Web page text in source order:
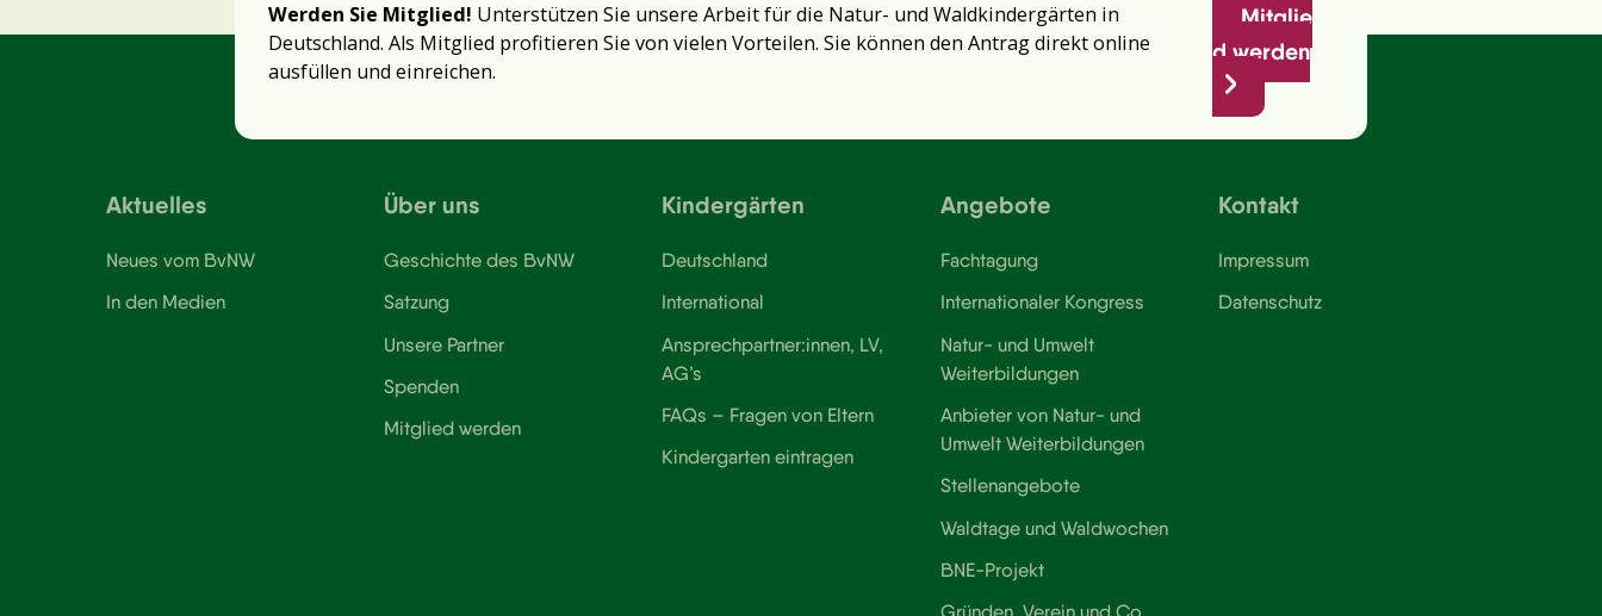
Werden Sie Mitglied! Unterstützen Sie unsere Arbeit für die Natur- und Waldkindergärten in
Deutschland. Als Mitglied profitieren Sie von vielen Vorteilen. Sie können den Antrag direkt online
ausfüllen und einreichen.
Mitglie
d werden
Aktuelles
Neues vom BvNW
In den Medien
Über uns
Geschichte des BvNW
Satzung
Unsere Partner
Spenden
Mitglied werden
Kindergärten
Deutschland
International
Ansprechpartner:innen, LV,
AG’s
FAQs – Fragen von Eltern
Kindergarten eintragen
Angebote
Fachtagung
Internationaler Kongress
Natur- und Umwelt
Weiterbildungen
Anbieter von Natur- und
Umwelt Weiterbildungen
Stellenangebote
Waldtage und Waldwochen
BNE-Projekt
Kontakt
Impressum
Datenschutz